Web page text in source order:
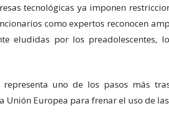
tecnológicas ya imponen
como expertos reconocen
eludidas por los preadolescentes,
representa uno de los pasos más
Unión Europea para frenar el uso de